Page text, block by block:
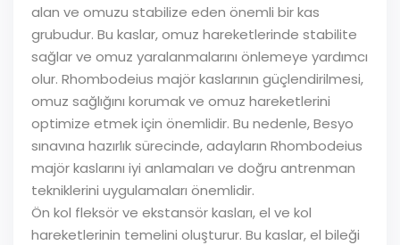
alan ve omuzu stabilize eden önemli bir kas
grubudur. Bu kaslar, omuz hareketlerinde stabilite
sağlar ve omuz yaralanmalarını önlemeye yardımcı
olur. Rhombodeius majör kaslarının güçlendirilmesi,
omuz sağlığını korumak ve omuz hareketlerini
optimize etmek için önemlidir. Bu nedenle, Besyo
sınavına hazırlık sürecinde, adayların Rhombodeius
majör kaslarını iyi anlamaları ve doğru antrenman
tekniklerini uygulamaları önemlidir.
Ön kol fleksör ve ekstansör kasları, el ve kol
hareketlerinin temelini oluşturur. Bu kaslar, el bileği